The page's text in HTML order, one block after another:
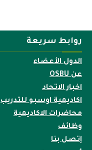
روابط سريعة
الدول الأعضاء
عن OSBU
اخبار الاتحاد
اكاديمية اوسبو للتدريب
محاضرات الاكاديمية
وظائف
إتصل بنا